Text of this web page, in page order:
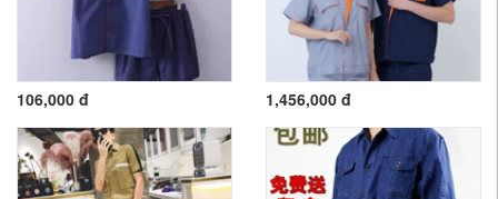
106,000 đ 1,456,000 đ